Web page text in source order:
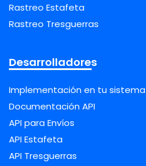
Rastreo Estafeta
Rastreo Tresguerras
Desarrolladores
Implementación en tu sistema
Documentación API
API para Envíos
API Estafeta
API Tresguerras